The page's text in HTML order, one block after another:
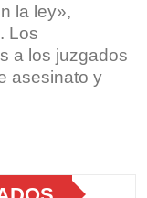
la ley»,
Los
a los juzgados
asesinato y